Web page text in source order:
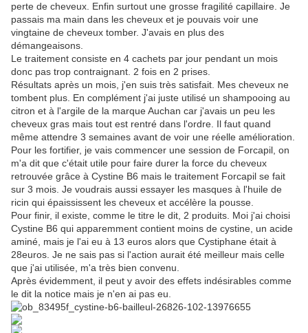
perte de cheveux. Enfin surtout une grosse fragilité capillaire. Je
passais ma main dans les cheveux et je pouvais voir une
vingtaine de cheveux tomber. J'avais en plus des
démangeaisons.
Le traitement consiste en 4 cachets par jour pendant un mois
donc pas trop contraignant. 2 fois en 2 prises.
Résultats après un mois, j'en suis très satisfait. Mes cheveux ne
tombent plus. En complément j'ai juste utilisé un shampooing au
citron et à l'argile de la marque Auchan car j'avais un peu les
cheveux gras mais tout est rentré dans l'ordre. Il faut quand
même attendre 3 semaines avant de voir une réelle amélioration.
Pour les fortifier, je vais commencer une session de Forcapil, on
m'a dit que c'était utile pour faire durer la force du cheveux
retrouvée grâce à Cystine B6 mais le traitement Forcapil se fait
sur 3 mois. Je voudrais aussi essayer les masques à l'huile de
ricin qui épaississent les cheveux et accélère la pousse.
Pour finir, il existe, comme le titre le dit, 2 produits. Moi j'ai choisi
Cystine B6 qui apparemment contient moins de cystine, un acide
aminé, mais je l'ai eu à 13 euros alors que Cystiphane était à
28euros. Je ne sais pas si l'action aurait été meilleur mais celle
que j'ai utilisée, m'a très bien convenu.
Après évidemment, il peut y avoir des effets indésirables comme
le dit la notice mais je n'en ai pas eu.